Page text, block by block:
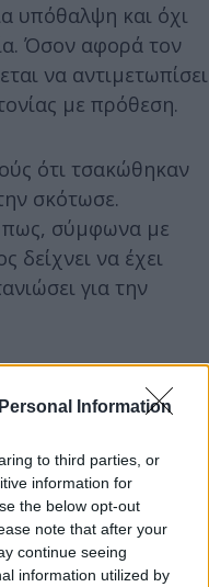
Information
to third parties, or
information for
the below opt-out
note that after your
continue seeing
information utilized by
υπόθαλψη και όχι
Όσον αφορά τον
να αντιμετωπίσει
με πρόθεση.
ότι τσακώθηκαν
σκότωσε.
πως, σύμφωνα με
δείχνει να έχει
για την